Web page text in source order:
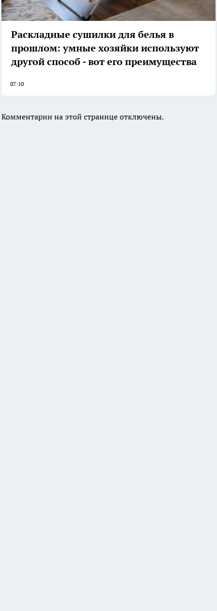
Раскладные сушилки для белья в
прошлом: умные хозяйки используют
другой способ - вот его преимущества
07:10
Комментарии на этой странице отключены.